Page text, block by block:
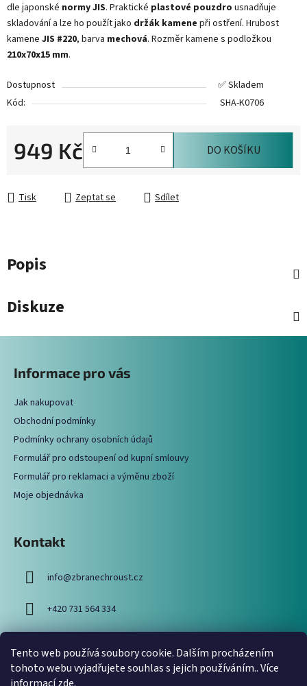
Tento web používá soubory cookie. Dalším procházením
tohoto webu vyjadřujete souhlas s jejich používáním.. Více
dle japonské normy JIS. Praktické plastové pouzdro usnadňuje
skladování a lze ho použít jako držák kamene při ostření. Hrubost
kamene JIS #220, barva mechová. Rozměr kamene s podložkou
210x70x15 mm.
Dostupnost
✅ Skladem
Kód:
SHA-K0706
949 Kč DO KOŠÍKU
Tisk Zeptat se Sdílet
Popis
Diskuze
Informace pro vás
Jak nakupovat
Obchodní podmínky
Podmínky ochrany osobních údajů
Formulář pro odstoupení od kupní smlouvy
Formulář pro reklamaci a výměnu zboží
Moje objednávka
Kontakt
info@zbranechroust.cz
+420 731 564 334
Vyhledávání